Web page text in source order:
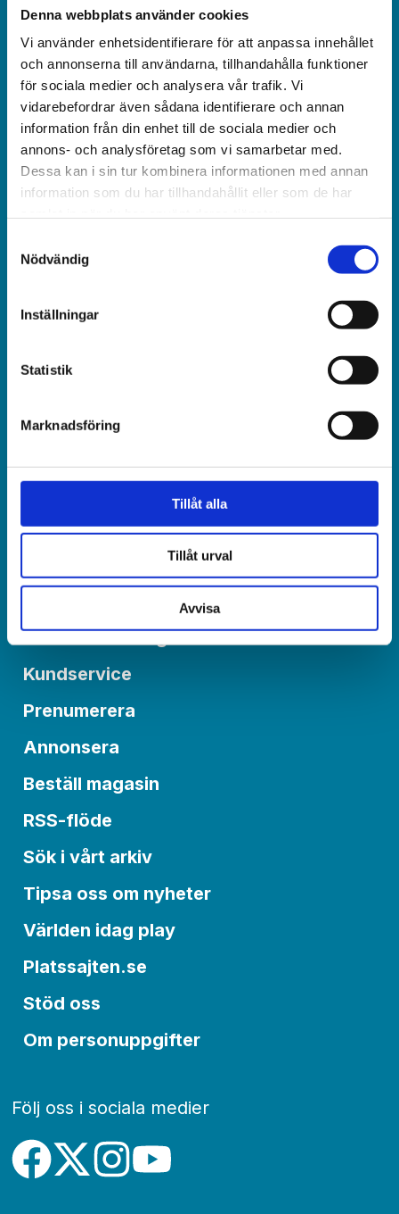
Denna webbplats använder cookies
Vi använder enhetsidentifierare för att anpassa innehållet
och annonserna till användarna, tillhandahålla funktioner
för sociala medier och analysera vår trafik. Vi
vidarebefordrar även sådana identifierare och annan
information från din enhet till de sociala medier och
annons- och analysföretag som vi samarbetar med.
Dessa kan i sin tur kombinera informationen med annan
information som du har tillhandahållit eller som de har
Nödvändig
Inställningar
Statistik
Marknadsföring
Tillåt alla
Tillåt urval
Avvisa
Världen idag är en rikstäckande
och obunden nyhets­­­tidning på kristen grund.
Ansvarig utgivare och chef­redaktör:
Jonas Adolfsson
© Världen idag AB
018-430 40 00
(kl 10–12, 14–16)
redaktionen@varldenidag.se
Världen idag, Box 6015
Om Världen idag
Kundservice
Prenumerera
Annonsera
Beställ magasin
RSS-flöde
Sök i vårt arkiv
Tipsa oss om nyheter
Världen idag play
Platssajten.se
Stöd oss
Om personuppgifter
Följ oss i sociala medier